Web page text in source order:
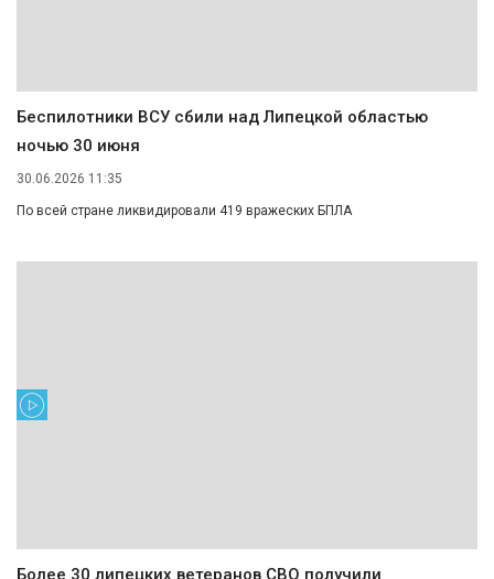
Беспилотники ВСУ сбили над Липецкой областью
ночью 30 июня
30.06.2026 11:35
По всей стране ликвидировали 419 вражеских БПЛА
Более 30 липецких ветеранов СВО получили